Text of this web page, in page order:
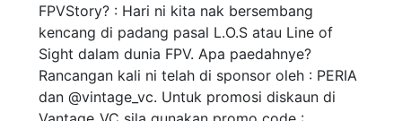
FPVStory? : Hari ni kita nak bersembang
kencang di padang pasal L.O.S atau Line of
Sight dalam dunia FPV. Apa paedahnye?
Rancangan kali ni telah di sponsor oleh : PERIA
dan @vintage_vc. Untuk promosi diskaun di